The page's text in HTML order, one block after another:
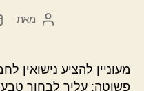
המחבר
מאת
מעוניין להציע נישואין
פשוטה: עליך לבחור